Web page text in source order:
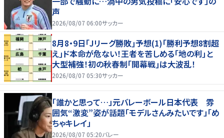
声
2026/08/07 06:00サッカー
8月8・9日｢Jリーグ勝敗｣予想(1)｢勝利予想8割超
え｣ド本命が危ない！王者を苦しめる｢地の利｣と
大型補強！初の秋春制｢開幕戦｣は大波乱！
2026/08/07 05:30サッカー
「誰かと思って…」元バレーボール日本代表 雰
囲気“激変”姿が話題「モデルさんみたいです」「め
ちゃキレイ」
2026/08/07 05:20バレー